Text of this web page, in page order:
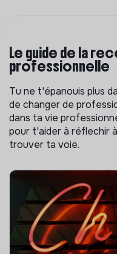
Le guide de la
professionnelle
Tu ne t'épanouis plus
de changer de
dans ta vie
pour t'aider à réflechir
trouver ta voie.